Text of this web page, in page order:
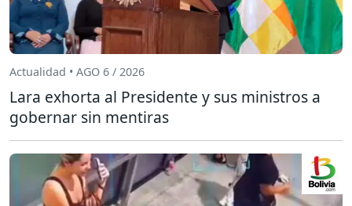
Actualidad • AGO 6 / 2026
Lara exhorta al Presidente y sus ministros a
gobernar sin mentiras